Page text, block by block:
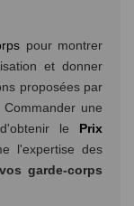
pour montrer
et donner
proposées par
une
le Prix
l'expertise des
garde-corps